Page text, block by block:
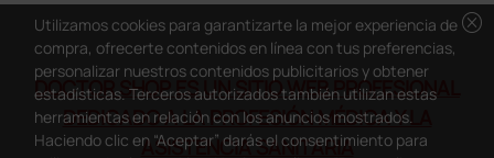
DOCTOR SHOP ES UN SITIO WEB PROFESIONAL
DEDICADO A LA PROFESIÓN MÉDICA Y LA
ASISTENCIA SANITARIA
cancel
Utilizamos cookies para garantizarte la mejor experiencia de
compra, ofrecerte contenidos en línea con tus preferencias,
personalizar nuestros contenidos publicitarios y obtener
estadísticas. Terceros autorizados también utilizan estas
herramientas en relación con los anuncios mostrados.
Haciendo clic en “Aceptar” darás el consentimiento para